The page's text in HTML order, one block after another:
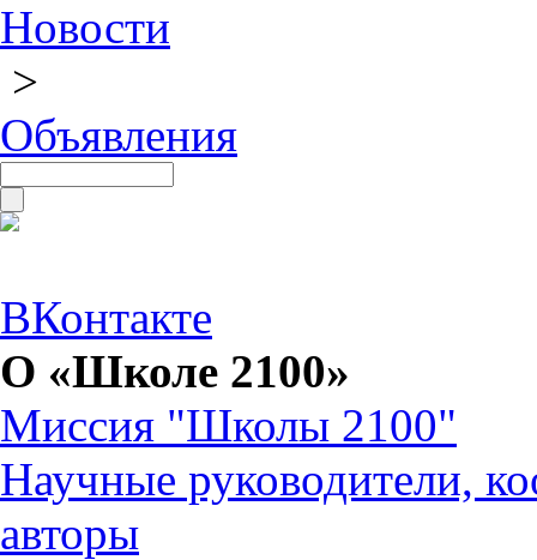
Новости
>
Объявления
ВКонтакте
О «Школе 2100»
Миссия "Школы 2100"
Научные руководители,
авторы